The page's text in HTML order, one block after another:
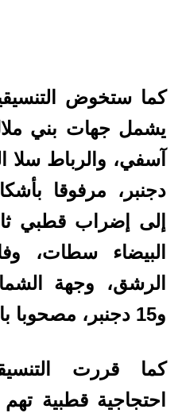
كما ستخوض
يشمل جهات بني
دجنبر، مرفوقا
إلى إضراب قطبي
البيضاء سطات،
و15 دجنبر، مصحوبا باحتجاجات.
كما قررت
احتجاجية قطبية